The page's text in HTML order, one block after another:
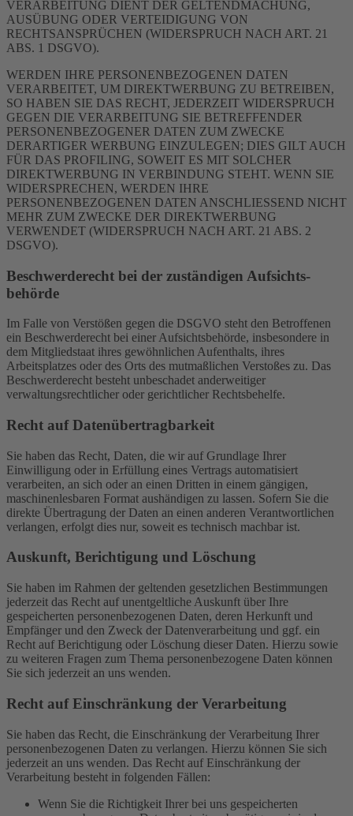
VERARBEITUNG DIENT DER GELTENDMACHUNG,
AUSÜBUNG ODER VERTEIDIGUNG VON
RECHTSANSPRÜCHEN (WIDERSPRUCH NACH ART. 21
ABS. 1 DSGVO).
WERDEN IHRE PERSONENBEZOGENEN DATEN
VERARBEITET, UM DIREKTWERBUNG ZU BETREIBEN,
SO HABEN SIE DAS RECHT, JEDERZEIT WIDERSPRUCH
GEGEN DIE VERARBEITUNG SIE BETREFFENDER
PERSONENBEZOGENER DATEN ZUM ZWECKE
DERARTIGER WERBUNG EINZULEGEN; DIES GILT AUCH
FÜR DAS PROFILING, SOWEIT ES MIT SOLCHER
DIREKTWERBUNG IN VERBINDUNG STEHT. WENN SIE
WIDERSPRECHEN, WERDEN IHRE
PERSONENBEZOGENEN DATEN ANSCHLIESSEND NICHT
MEHR ZUM ZWECKE DER DIREKTWERBUNG
VERWENDET (WIDERSPRUCH NACH ART. 21 ABS. 2
DSGVO).
Beschwerde­recht bei der zuständigen Aufsichts­
behörde
Im Falle von Verstößen gegen die DSGVO steht den Betroffenen
ein Beschwerderecht bei einer Aufsichtsbehörde, insbesondere in
dem Mitgliedstaat ihres gewöhnlichen Aufenthalts, ihres
Arbeitsplatzes oder des Orts des mutmaßlichen Verstoßes zu. Das
Beschwerderecht besteht unbeschadet anderweitiger
verwaltungsrechtlicher oder gerichtlicher Rechtsbehelfe.
Recht auf Daten­übertrag­barkeit
Sie haben das Recht, Daten, die wir auf Grundlage Ihrer
Einwilligung oder in Erfüllung eines Vertrags automatisiert
verarbeiten, an sich oder an einen Dritten in einem gängigen,
maschinenlesbaren Format aushändigen zu lassen. Sofern Sie die
direkte Übertragung der Daten an einen anderen Verantwortlichen
verlangen, erfolgt dies nur, soweit es technisch machbar ist.
Auskunft, Berichtigung und Löschung
Sie haben im Rahmen der geltenden gesetzlichen Bestimmungen
jederzeit das Recht auf unentgeltliche Auskunft über Ihre
gespeicherten personenbezogenen Daten, deren Herkunft und
Empfänger und den Zweck der Datenverarbeitung und ggf. ein
Recht auf Berichtigung oder Löschung dieser Daten. Hierzu sowie
zu weiteren Fragen zum Thema personenbezogene Daten können
Sie sich jederzeit an uns wenden.
Recht auf Einschränkung der Verarbeitung
Sie haben das Recht, die Einschränkung der Verarbeitung Ihrer
personenbezogenen Daten zu verlangen. Hierzu können Sie sich
jederzeit an uns wenden. Das Recht auf Einschränkung der
Verarbeitung besteht in folgenden Fällen:
Wenn Sie die Richtigkeit Ihrer bei uns gespeicherten